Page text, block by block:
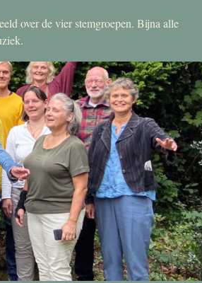
over de vier stemgroepen. Bijna alle